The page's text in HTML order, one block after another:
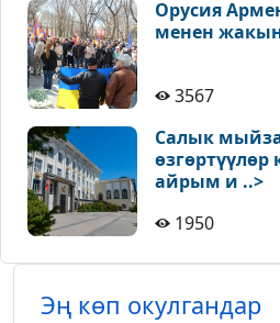
Орусия
менен
3567
Салык
айрым и ..>
1950
Эң көп окулгандар